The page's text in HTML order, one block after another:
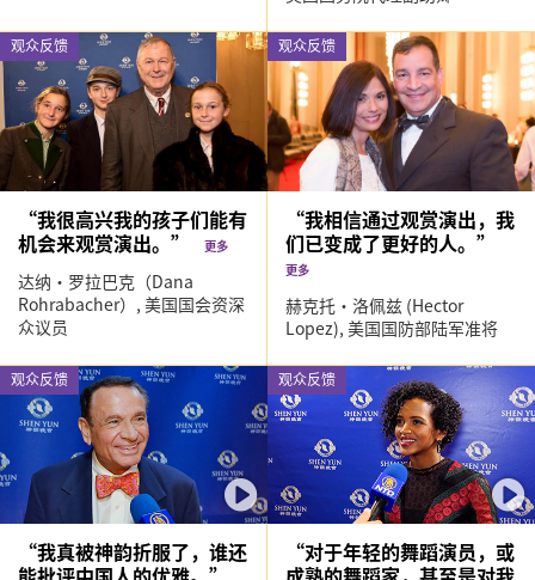
观众反馈
“我很高兴我的孩子们能有
机会来观赏演出。”
更多
达纳‧罗拉巴克（Dana
Rohrabacher）, 美国国会资深
众议员
观众反馈
“我相信通过观赏演出，我
们已变成了更好的人。”
更多
赫克托‧洛佩兹 (Hector
Lopez),美国国防部陆军准将
观众反馈
“我真被神韵折服了，谁还
观众反馈
“对于年轻的舞蹈演员，或